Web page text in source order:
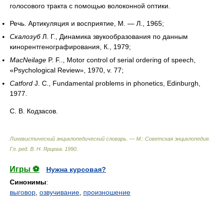
голосового тракта с помощью волоконной оптики.
Речь. Артикуляция и восприятие, М. — Л., 1965;
СкалозубЛ. Г., Динамика звукообразования по данным
кинорентгенографирования, К., 1979;
MacNeilage P. F.., Motor control of serial ordering of speech,
«Psychological Review», 1970, v. 77;
Catford J. C., Fundamental problems in phonetics, Edinburgh,
1977.
С. В. Кодзасов.
Лингвистический энциклопедический словарь. — М.: Советская энциклопедия
Гл. ред. В. Н. Ярцева 1990
Игры ⚽
Нужна курсовая?
Синонимы:
выговор озвучивание произношение